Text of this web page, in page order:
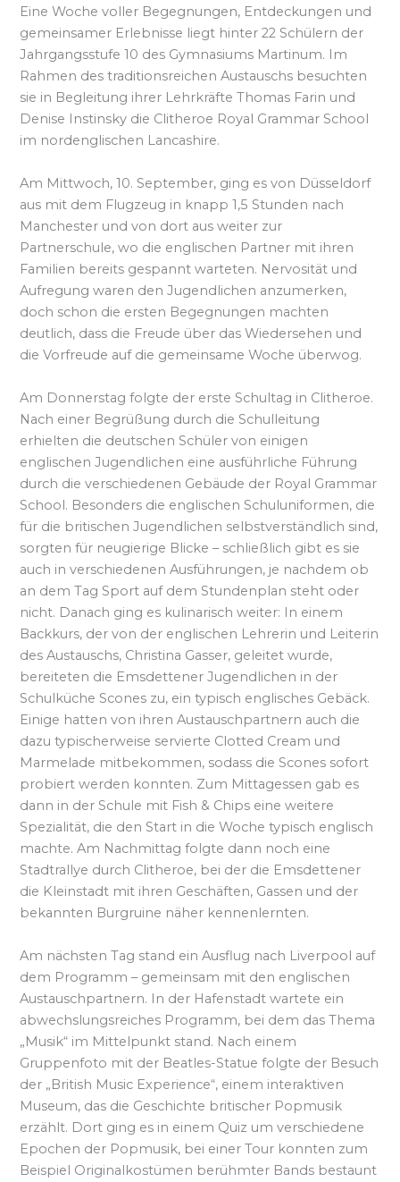
Eine Woche voller Begegnungen, Entdeckungen und
gemeinsamer Erlebnisse liegt hinter 22 Schülern der
Jahrgangsstufe 10 des Gymnasiums Martinum. Im
Rahmen des traditionsreichen Austauschs besuchten
sie in Begleitung ihrer Lehrkräfte Thomas Farin und
Denise Instinsky die Clitheroe Royal Grammar School
im nordenglischen Lancashire.
Am Mittwoch, 10. September, ging es von Düsseldorf
aus mit dem Flugzeug in knapp 1,5 Stunden nach
Manchester und von dort aus weiter zur
Partnerschule, wo die englischen Partner mit ihren
Familien bereits gespannt warteten. Nervosität und
Aufregung waren den Jugendlichen anzumerken,
doch schon die ersten Begegnungen machten
deutlich, dass die Freude über das Wiedersehen und
die Vorfreude auf die gemeinsame Woche überwog.
Am Donnerstag folgte der erste Schultag in Clitheroe.
Nach einer Begrüßung durch die Schulleitung
erhielten die deutschen Schüler von einigen
englischen Jugendlichen eine ausführliche Führung
durch die verschiedenen Gebäude der Royal Grammar
School. Besonders die englischen Schuluniformen, die
für die britischen Jugendlichen selbstverständlich sind,
sorgten für neugierige Blicke – schließlich gibt es sie
auch in verschiedenen Ausführungen, je nachdem ob
an dem Tag Sport auf dem Stundenplan steht oder
nicht. Danach ging es kulinarisch weiter: In einem
Backkurs, der von der englischen Lehrerin und Leiterin
des Austauschs, Christina Gasser, geleitet wurde,
bereiteten die Emsdettener Jugendlichen in der
Schulküche Scones zu, ein typisch englisches Gebäck.
Einige hatten von ihren Austauschpartnern auch die
dazu typischerweise servierte Clotted Cream und
Marmelade mitbekommen, sodass die Scones sofort
probiert werden konnten. Zum Mittagessen gab es
dann in der Schule mit Fish & Chips eine weitere
Spezialität, die den Start in die Woche typisch englisch
machte. Am Nachmittag folgte dann noch eine
Stadtrallye durch Clitheroe, bei der die Emsdettener
die Kleinstadt mit ihren Geschäften, Gassen und der
bekannten Burgruine näher kennenlernten.
Am nächsten Tag stand ein Ausflug nach Liverpool auf
dem Programm – gemeinsam mit den englischen
Austauschpartnern. In der Hafenstadt wartete ein
abwechslungsreiches Programm, bei dem das Thema
„Musik“ im Mittelpunkt stand. Nach einem
Gruppenfoto mit der Beatles-Statue folgte der Besuch
der „British Music Experience“, einem interaktiven
Museum, das die Geschichte britischer Popmusik
erzählt. Dort ging es in einem Quiz um verschiedene
Epochen der Popmusik, bei einer Tour konnten zum
Beispiel Originalkostümen berühmter Bands bestaunt